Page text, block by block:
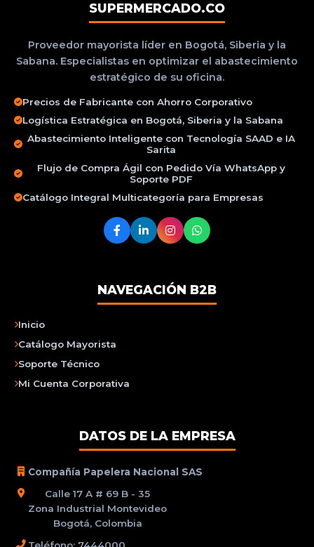
SUPERMERCADO.CO
Proveedor mayorista líder en Bogotá, Siberia y la
Sabana. Especialistas en optimizar el abastecimiento
estratégico de su oficina.
Precios de Fabricante con Ahorro Corporativo
Logística Estratégica en Bogotá, Siberia y la Sabana
Abastecimiento Inteligente con Tecnología SAAD e IA
Sarita
Flujo de Compra Ágil con Pedido Vía WhatsApp y
Soporte PDF
Catálogo Integral Multicategoría para Empresas
NAVEGACIÓN B2B
Inicio
Catálogo Mayorista
Soporte Técnico
Mi Cuenta Corporativa
DATOS DE LA EMPRESA
Compañía Papelera Nacional SAS
Calle 17 A # 69 B - 35
Zona Industrial Montevideo
Bogotá, Colombia